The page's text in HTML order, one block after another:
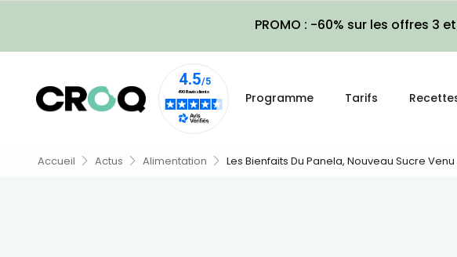
PROMO : -60% sur les offres 3
Programme Tarifs
Accueil Actus Alimentation Les Bienfaits Du Panela, Nouveau Sucre